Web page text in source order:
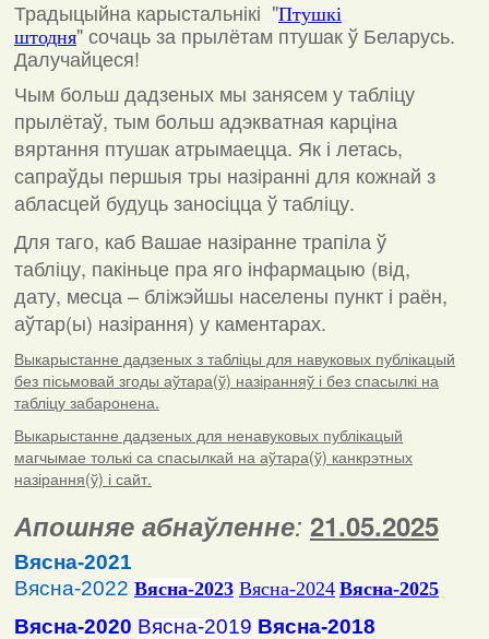
Традыцыйна карыстальнікі "Птушкі
штодня"сочаць за прылётам птушак ў Беларусь.
Далучайцеся!
Чым больш дадзеных мы занясем у табліцу
прылётаў, тым больш адэкватная карціна
вяртання птушак атрымаецца. Як і летась,
сапраўды першыя тры назіранні для кожнай з
абласцей будуць заносіцца ў табліцу.
Для таго, каб Вашае назіранне трапіла ў
табліцу, пакіньце пра яго інфармацыю (від,
дату, месца – бліжэйшы населены пункт і раён,
аўтар(ы) назірання) у каментарах.
Выкарыстанне дадзеных з табліцы для навуковых публікацый
без пісьмовай згоды аўтара(ў) назіранняў і без спасылкі на
табліцу забаронена.
Выкарыстанне дадзеных для ненавуковых публікацый
магчымае толькі са спасылкай на аўтара(ў) канкрэтных
назірання(ў) і сайт.
Апошняе абнаўленне: 21.05.2025
Вясна-2021
Вясна-2022 Вясна-2023 Вясна-2024 Вясна-2025
Вясна-2020 Вясна-2019 Вясна-2018